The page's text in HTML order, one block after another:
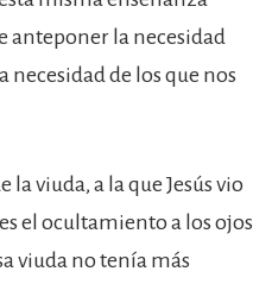
anteponer la necesidad
de los que nos
viuda, a la que Jesús vio
el ocultamiento a los ojos
viuda no tenía más